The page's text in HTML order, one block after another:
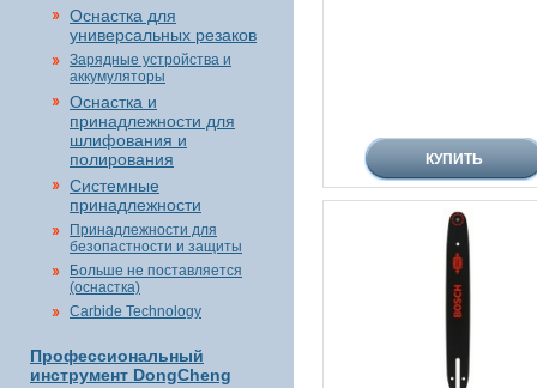
Оснастка для
универсальных резаков
Зарядные устройства и
аккумуляторы
Оснастка и
принадлежности для
шлифования и
полирования
Системные
принадлежности
Принадлежности для
безопастности и защиты
Больше не поставляется
(оснастка)
Carbide Technology
Профессиональный
инструмент DongCheng